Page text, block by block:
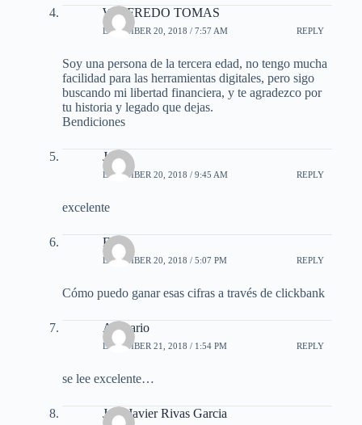
WILFREDO TOMAS
DECEMBER 20, 2018 / 7:57 AM REPLY
Soy una persona de la tercera edad, no tengo mucha
facilidad para las herramientas digitales, pero sigo
buscando mi libertad financiera, y te agradezco por
tu historia y legado que dejas.
Bendiciones
Jorge
DECEMBER 20, 2018 / 9:45 AM REPLY
excelente
Frs
DECEMBER 20, 2018 / 5:07 PM REPLY
Cómo puedo ganar esas cifras a través de clickbank
Anazario
DECEMBER 21, 2018 / 1:54 PM REPLY
se lee excelente…
Jose Javier Rivas Garcia